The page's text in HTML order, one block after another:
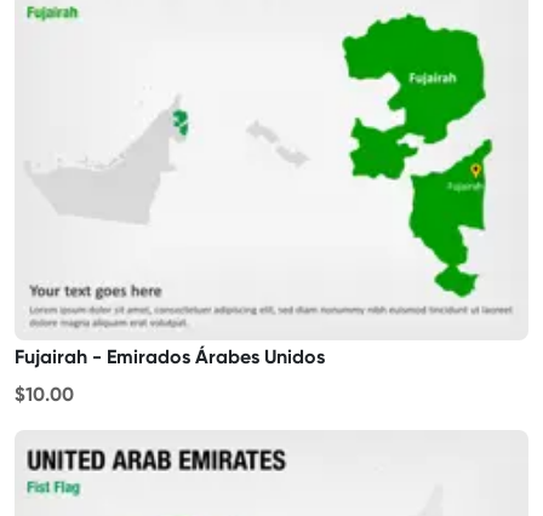
Fujairah - Emirados Árabes Unidos
$10.00